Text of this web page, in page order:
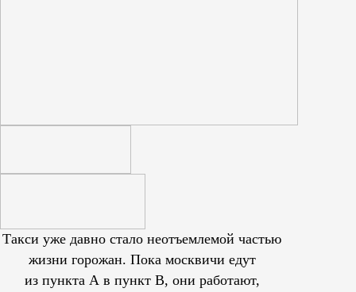
Такси уже давно стало неотъемлемой частью
жизни горожан. Пока москвичи едут
из пункта А в пункт В, они работают,